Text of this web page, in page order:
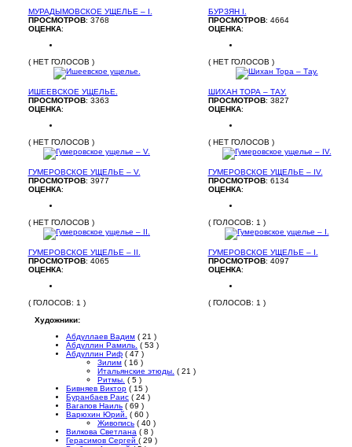
МУРАДЫМОВСКОЕ УЩЕЛЬЕ – I.
ПРОСМОТРОВ: 3768
ОЦЕНКА:
( НЕТ ГОЛОСОВ )
БУРЗЯН I.
ПРОСМОТРОВ: 4664
ОЦЕНКА:
( НЕТ ГОЛОСОВ )
ИШЕЕВСКОЕ УЩЕЛЬЕ.
ПРОСМОТРОВ: 3363
ОЦЕНКА:
( НЕТ ГОЛОСОВ )
ШИХАН ТОРА – ТАУ.
ПРОСМОТРОВ: 3827
ОЦЕНКА:
( НЕТ ГОЛОСОВ )
ГУМЕРОВСКОЕ УЩЕЛЬЕ – V.
ПРОСМОТРОВ: 3977
ОЦЕНКА:
( НЕТ ГОЛОСОВ )
ГУМЕРОВСКОЕ УЩЕЛЬЕ – IV.
ПРОСМОТРОВ: 6134
ОЦЕНКА:
( ГОЛОСОВ: 1 )
ГУМЕРОВСКОЕ УЩЕЛЬЕ – II.
ПРОСМОТРОВ: 4065
ОЦЕНКА:
( ГОЛОСОВ: 1 )
ГУМЕРОВСКОЕ УЩЕЛЬЕ – I.
ПРОСМОТРОВ: 4097
ОЦЕНКА:
( ГОЛОСОВ: 1 )
Художники:
Абдуллаев Вадим ( 21 )
Абдуллин Рамиль. ( 53 )
Абдуллин Риф ( 47 )
Зилим ( 16 )
Итальянские этюды. ( 21 )
Ритмы. ( 5 )
Бивняев Виктор ( 15 )
Буранбаев Раис ( 24 )
Вагапов Наиль ( 69 )
Варюхин Юрий. ( 60 )
Живопись ( 40 )
Вилкова Светлана ( 8 )
Герасимов Сергей ( 29 )